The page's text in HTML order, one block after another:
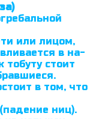
или лицом,
в на­
стоит
в том, что
ниц).